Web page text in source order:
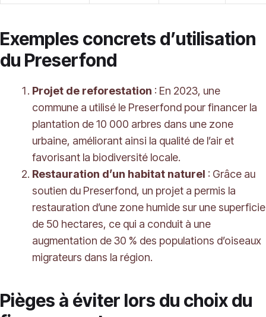
Exemples concrets d’utilisation
du Preserfond
Projet de reforestation : En 2023, une
commune a utilisé le Preserfond pour financer la
plantation de 10 000 arbres dans une zone
urbaine, améliorant ainsi la qualité de l’air et
favorisant la biodiversité locale.
Restauration d’un habitat naturel : Grâce au
soutien du Preserfond, un projet a permis la
restauration d’une zone humide sur une superficie
de 50 hectares, ce qui a conduit à une
augmentation de 30 % des populations d’oiseaux
migrateurs dans la région.
Pièges à éviter lors du choix du